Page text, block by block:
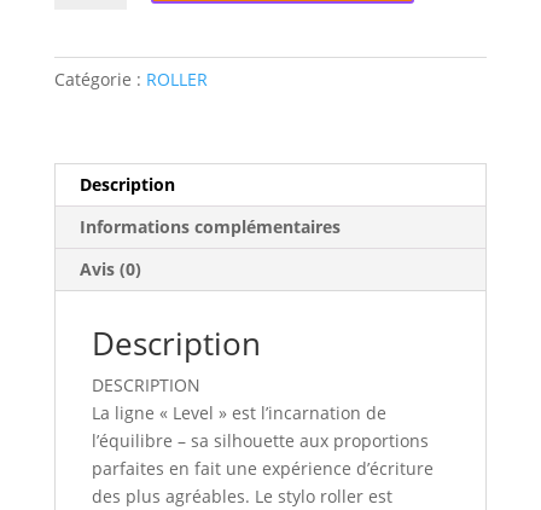
BLUE
Catégorie : ROLLER
Description
Informations complémentaires
Avis (0)
Description
DESCRIPTION
La ligne « Level » est l’incarnation de
l’équilibre – sa silhouette aux proportions
parfaites en fait une expérience d’écriture
des plus agréables. Le stylo roller est